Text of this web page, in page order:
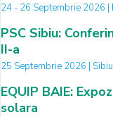
24 - 26 Septembrie 2026 |
PSC Sibiu:
II-a
25 Septembrie 2026 |
EQUIP BAIE:
solara